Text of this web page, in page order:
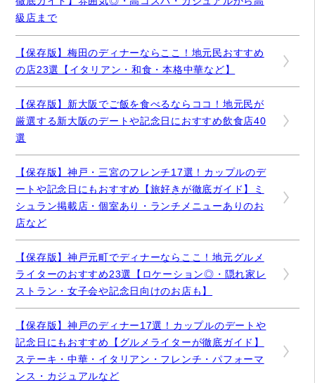
級店まで
【保存版】梅田のディナーならここ！地元民おすすめ
の店23選【イタリアン・和食・本格中華など】
【保存版】新大阪でご飯を食べるならココ！地元民が
厳選する新大阪のデートや記念日におすすめ飲食店40
選
【保存版】神戸・三宮のフレンチ17選！カップルのデ
ートや記念日にもおすすめ【旅好きが徹底ガイド】ミ
シュラン掲載店・個室あり・ランチメニューありのお
店など
【保存版】神戸元町でディナーならここ！地元グルメ
ライターのおすすめ23選【ロケーション◎・隠れ家レ
ストラン・女子会や記念日向けのお店も】
【保存版】神戸のディナー17選！カップルのデートや
記念日にもおすすめ【グルメライターが徹底ガイド】
ステーキ・中華・イタリアン・フレンチ・パフォーマ
ンス・カジュアルなど